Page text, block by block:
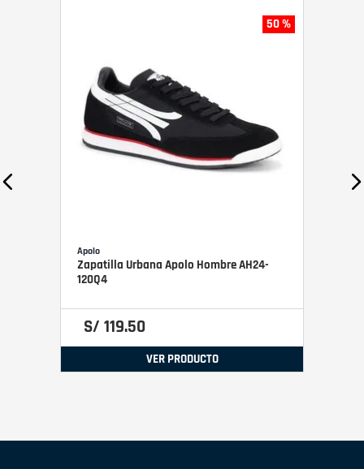
50 %
Apolo
Zapatilla Urbana Apolo Hombre AH24-
120Q4
S/ 119.50
VER PRODUCTO